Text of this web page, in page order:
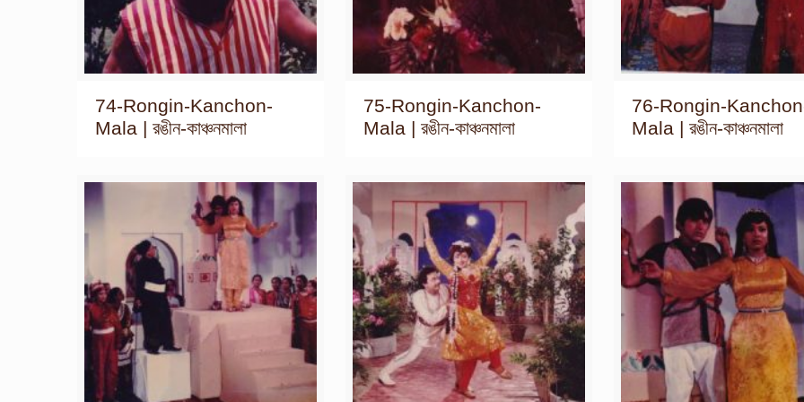
74-Rongin-Kanchon-
Mala | রঙীন-কাঞ্চনমালা
75-Rongin-Kanchon-
Mala | রঙীন-কাঞ্চনমালা
76-Rongin-
Mala | রঙীন-কাঞ্চনমালা